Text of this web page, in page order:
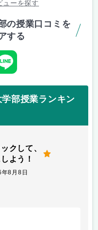
ューを探す
の授業口コミを
する
部授業ランキン
クして、
よう！
8月8日